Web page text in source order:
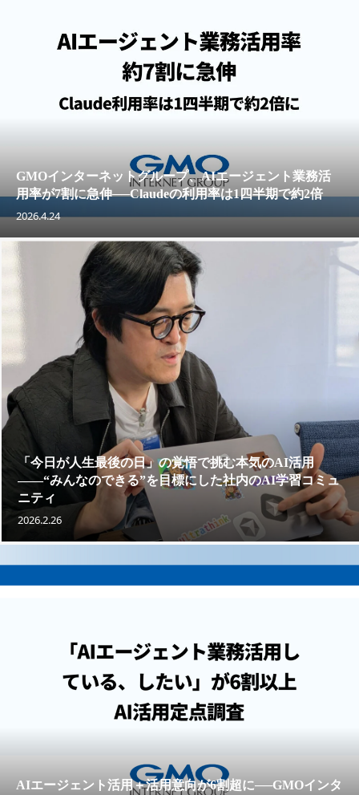
GMOインターネットグループ、AIエージェント業務活
用率が7割に急伸──Claudeの利用率は1四半期で約2倍
2026.4.24
「今日が人生最後の日」の覚悟で挑む本気のAI活用
——“みんなのできる”を目標にした社内のAI学習コミュ
ニティ
2026.2.26
AIエージェント活用＋活用意向が6割超に──GMOインタ